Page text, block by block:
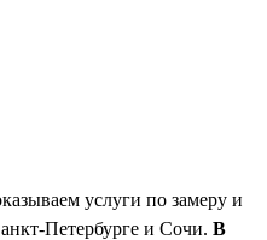
услуги по замеру и
Петербурге и Сочи. В